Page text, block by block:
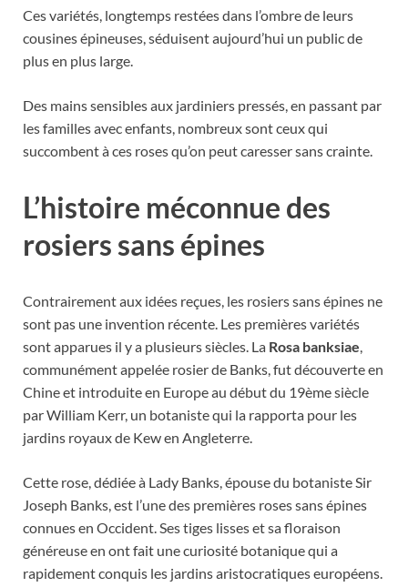
Ces variétés, longtemps restées dans l’ombre de leurs
cousines épineuses, séduisent aujourd’hui un public de
plus en plus large.
Des mains sensibles aux jardiniers pressés, en passant par
les familles avec enfants, nombreux sont ceux qui
succombent à ces roses qu’on peut caresser sans crainte.
L’histoire méconnue des
rosiers sans épines
Contrairement aux idées reçues, les rosiers sans épines ne
sont pas une invention récente. Les premières variétés
sont apparues il y a plusieurs siècles. La Rosa banksiae,
communément appelée rosier de Banks, fut découverte en
Chine et introduite en Europe au début du 19ème siècle
par William Kerr, un botaniste qui la rapporta pour les
jardins royaux de Kew en Angleterre.
Cette rose, dédiée à Lady Banks, épouse du botaniste Sir
Joseph Banks, est l’une des premières roses sans épines
connues en Occident. Ses tiges lisses et sa floraison
généreuse en ont fait une curiosité botanique qui a
rapidement conquis les jardins aristocratiques européens.